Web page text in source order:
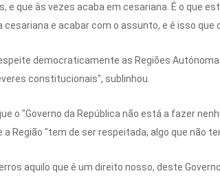
e que às vezes acaba em cesariana. É o que
e acabar com o assunto, e é isso que
democraticamente as Regiões
constitucionais", sublinhou.
o "Governo da República não está a fazer
Região "tem de ser respeitada, algo que não
aquilo que é um direito nosso, deste